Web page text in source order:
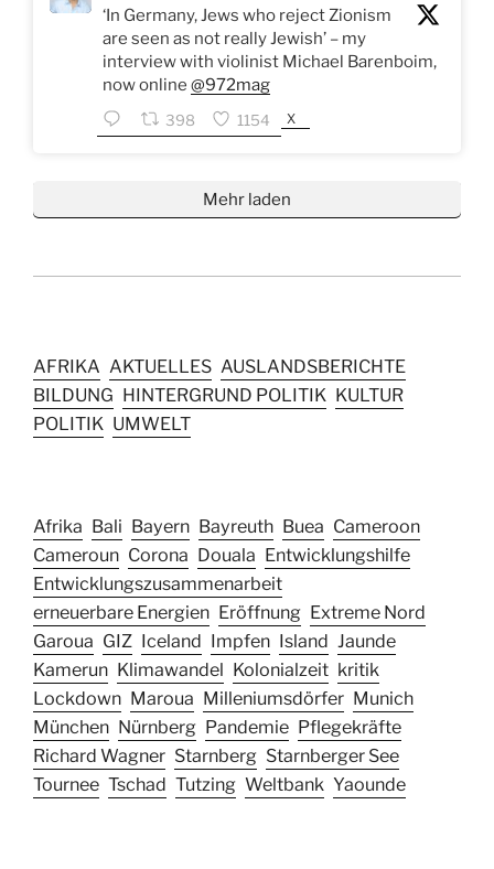
‘In Germany, Jews who reject Zionism
are seen as not really Jewish’ – my
interview with violinist Michael Barenboim,
now online @972mag
398 1154 X
Mehr laden
AFRIKA AKTUELLES AUSLANDSBERICHTE
BILDUNG HINTERGRUND POLITIK KULTUR
POLITIK UMWELT
Afrika Bali Bayern Bayreuth Buea Cameroon
Cameroun Corona Douala Entwicklungshilfe
Entwicklungszusammenarbeit
erneuerbare Energien Eröffnung Extreme Nord
Garoua GIZ Iceland Impfen Island Jaunde
Kamerun Klimawandel Kolonialzeit kritik
Lockdown Maroua Milleniumsdörfer Munich
München Nürnberg Pandemie Pflegekräfte
Richard Wagner Starnberg Starnberger See
Tournee Tschad Tutzing Weltbank Yaounde